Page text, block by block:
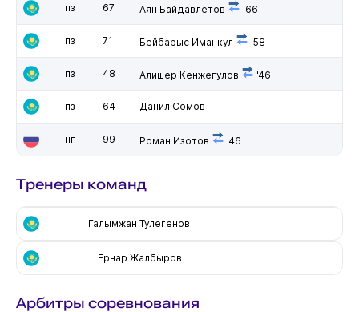
пз 67 Аян Байдавлетов '66
пз 71 Бейбарыс Иманкул '58
пз 48 Алишер Кенжегулов '46
пз 64 Данил Сомов
нп 99 Роман Изотов '46
Тренеры команд
Галымжан Тулегенов
Ернар Жалбыров
Арбитры соревнования